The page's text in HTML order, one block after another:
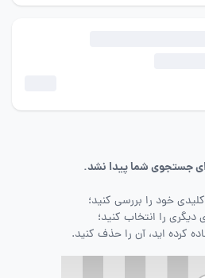
جستجوی شما پیدا نشد.
خود را بررسی کنید؛
دیگری را انتخاب کنید؛
کرده اید، آن را حذف کنید.